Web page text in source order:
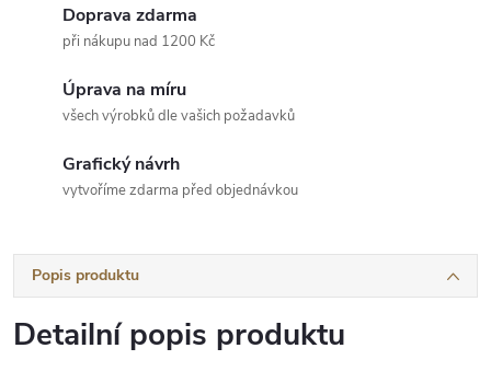
Doprava zdarma
při nákupu nad 1200 Kč
Úprava na míru
všech výrobků dle vašich požadavků
Grafický návrh
vytvoříme zdarma před objednávkou
Popis produktu
Detailní popis produktu